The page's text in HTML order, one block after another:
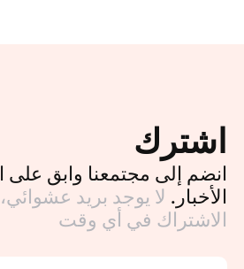
اشترك
انضم إلى مجتمعنا وابق على
الأخبار. لا يوجد بريد
الاشتراك في أي وقت